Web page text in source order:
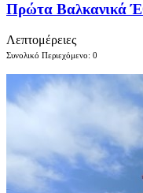
Πρώτα Βαλκανικά
Λεπτομέρειες
Συνολικό Περιεχόμενο: 0